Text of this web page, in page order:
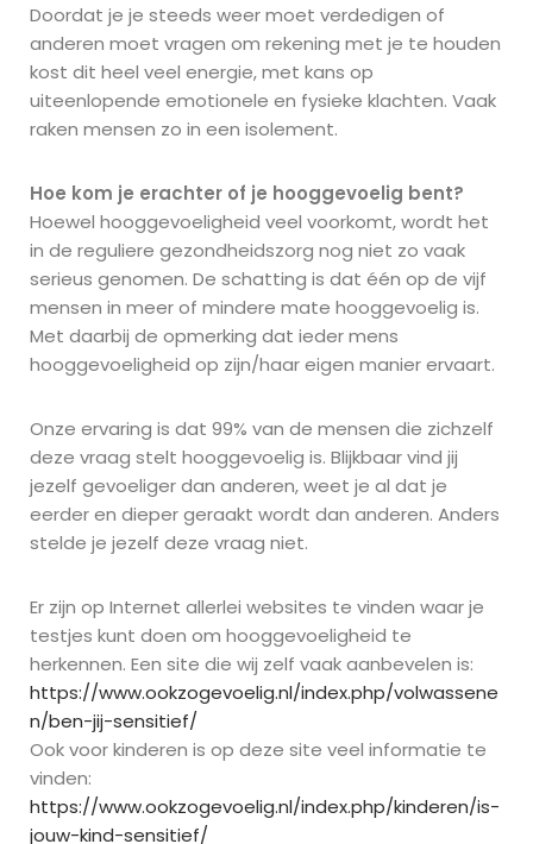
Doordat je je steeds weer moet verdedigen of
anderen moet vragen om rekening met je te houden
kost dit heel veel energie, met kans op
uiteenlopende emotionele en fysieke klachten. Vaak
raken mensen zo in een isolement.
Hoe kom je erachter of je hooggevoelig bent?
Hoewel hooggevoeligheid veel voorkomt, wordt het
in de reguliere gezondheidszorg nog niet zo vaak
serieus genomen. De schatting is dat één op de vijf
mensen in meer of mindere mate hooggevoelig is.
Met daarbij de opmerking dat ieder mens
hooggevoeligheid op zijn/haar eigen manier ervaart.
Onze ervaring is dat 99% van de mensen die zichzelf
deze vraag stelt hooggevoelig is. Blijkbaar vind jij
jezelf gevoeliger dan anderen, weet je al dat je
eerder en dieper geraakt wordt dan anderen. Anders
stelde je jezelf deze vraag niet.
Er zijn op Internet allerlei websites te vinden waar je
testjes kunt doen om hooggevoeligheid te
herkennen. Een site die wij zelf vaak aanbevelen is:
https://www.ookzogevoelig.nl/index.php/volwassene
n/ben-jij-sensitief/
Ook voor kinderen is op deze site veel informatie te
vinden:
https://www.ookzogevoelig.nl/index.php/kinderen/is-
jouw-kind-sensitief/